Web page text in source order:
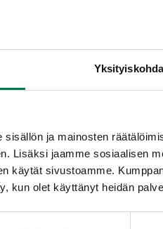
ja mainosten
Lisäksi jaamme sosiaalisen
käytät sivustoamme.
kun olet käyttänyt heidän